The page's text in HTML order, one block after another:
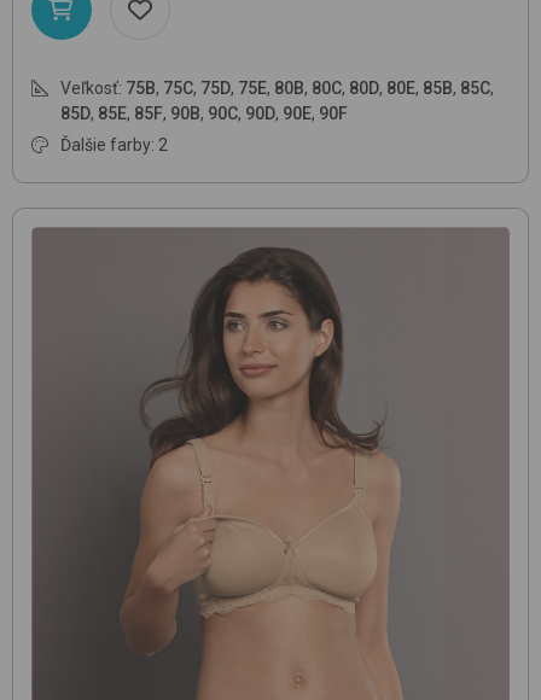
Veľkosť: 75B, 75C, 75D, 75E, 80B, 80C, 80D, 80E, 85B, 85C,
85D, 85E, 85F, 90B, 90C, 90D, 90E, 90F
Ďalšie farby: 2